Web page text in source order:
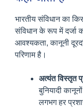
भारतीय संविधान का
संविधान के रूप में दर्जा
आवश्यकता, कानूनी
परिणाम है।
अत्यंत विस्तृत
बुनियादी
लगभग हर